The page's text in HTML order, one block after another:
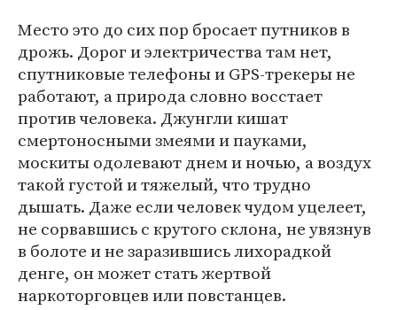
Место это до сих пор бросает путников в
дрожь. Дорог и электричества там нет,
спутниковые телефоны и GPS-трекеры не
работают, а природа словно восстает
против человека. Джунгли кишат
смертоносными змеями и пауками,
москиты одолевают днем и ночью, а воздух
такой густой и тяжелый, что трудно
дышать. Даже если человек чудом уцелеет,
не сорвавшись с крутого склона, не увязнув
в болоте и не заразившись лихорадкой
денге, он может стать жертвой
наркоторговцев или повстанцев.